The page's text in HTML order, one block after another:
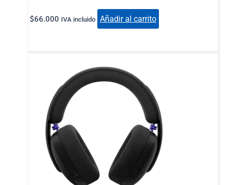
$66.000 IVA incluido Añadir al carrito